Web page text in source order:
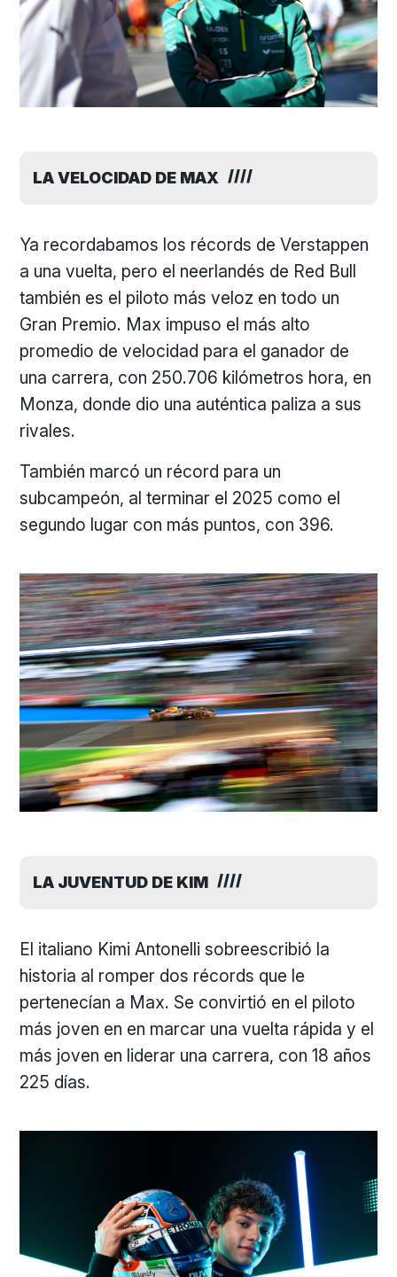
LA VELOCIDAD DE MAX
Ya recordabamos los récords de Verstappen
a una vuelta, pero el neerlandés de Red Bull
también es el piloto más veloz en todo un
Gran Premio. Max impuso el más alto
promedio de velocidad para el ganador de
una carrera, con 250.706 kilómetros hora, en
Monza, donde dio una auténtica paliza a sus
rivales.
También marcó un récord para un
subcampeón, al terminar el 2025 como el
segundo lugar con más puntos, con 396.
LA JUVENTUD DE KIM
El italiano Kimi Antonelli sobreescribió la
historia al romper dos récords que le
pertenecían a Max. Se convirtió en el piloto
más joven en en marcar una vuelta rápida y el
más joven en liderar una carrera, con 18 años
225 días.